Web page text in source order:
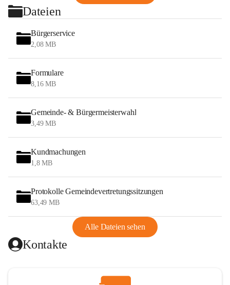
Dateien
Bürgerservice
2,08 MB
Formulare
8,16 MB
Gemeinde- & Bürgermeisterwahl
3,49 MB
Kundmachungen
1,8 MB
Protokolle Gemeindevertretungssitzungen
63,49 MB
Alle Dateien sehen
Kontakte